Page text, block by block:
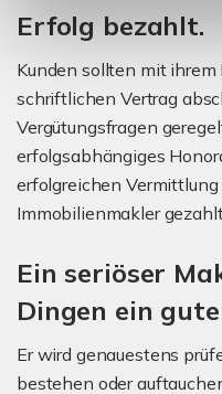
Erfolg bezahlt.
Kunden sollten mit
schriftlichen Vertrag
Vergütungsfragen
erfolgsabhängiges
erfolgreichen
Immobilienmakler
Ein seriöser
Dingen ein
Er wird genauestens
bestehen oder